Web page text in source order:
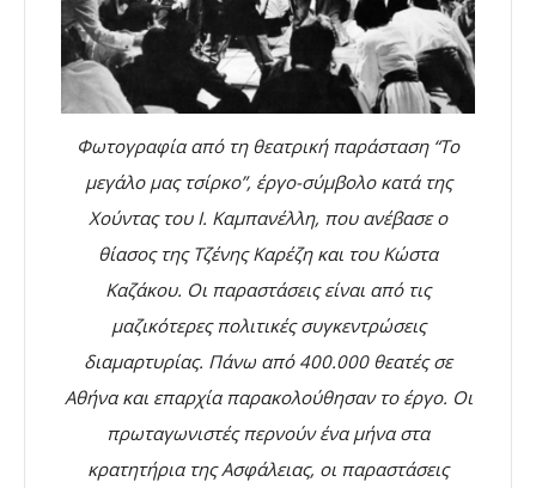
Φωτογραφία από τη θεατρική παράσταση “Το
μεγάλο μας τσίρκο”, έργο-σύμβολο κατά της
Χούντας του Ι. Καμπανέλλη, που ανέβασε ο
θίασος της Τζένης Καρέζη και του Κώστα
Καζάκου. Οι παραστάσεις είναι από τις
μαζικότερες πολιτικές συγκεντρώσεις
διαμαρτυρίας. Πάνω από 400.000 θεατές σε
Αθήνα και επαρχία παρακολούθησαν το έργο. Οι
πρωταγωνιστές περνούν ένα μήνα στα
κρατητήρια της Ασφάλειας, οι παραστάσεις